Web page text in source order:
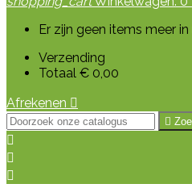
Er zijn geen items meer
Verzending
Totaal € 0,00
Afrekenen 



